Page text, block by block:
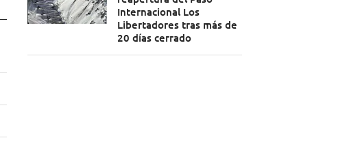
Internacional Los
Libertadores tras más de
20 días cerrado